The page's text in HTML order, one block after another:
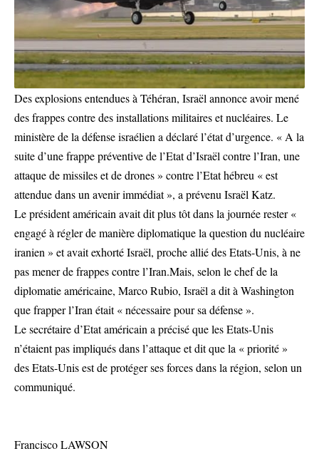
Des explosions entendues à Téhéran, Israël annonce avoir mené
des frappes contre des installations militaires et nucléaires. Le
ministère de la défense israélien a déclaré l’état d’urgence. « A la
suite d’une frappe préventive de l’Etat d’Israël contre l’Iran, une
attaque de missiles et de drones » contre l’Etat hébreu « est
attendue dans un avenir immédiat », a prévenu Israël Katz.
Le président américain avait dit plus tôt dans la journée rester «
engagé à régler de manière diplomatique la question du nucléaire
iranien » et avait exhorté Israël, proche allié des Etats-Unis, à ne
pas mener de frappes contre l’Iran.Mais, selon le chef de la
diplomatie américaine, Marco Rubio, Israël a dit à Washington
que frapper l’Iran était « nécessaire pour sa défense ».
Le secrétaire d’Etat américain a précisé que les Etats-Unis
n’étaient pas impliqués dans l’attaque et dit que la « priorité »
des Etats-Unis est de protéger ses forces dans la région, selon un
communiqué.
Francisco LAWSON